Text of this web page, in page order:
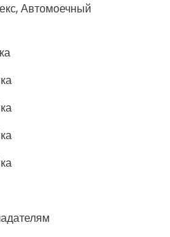
Автомоечный